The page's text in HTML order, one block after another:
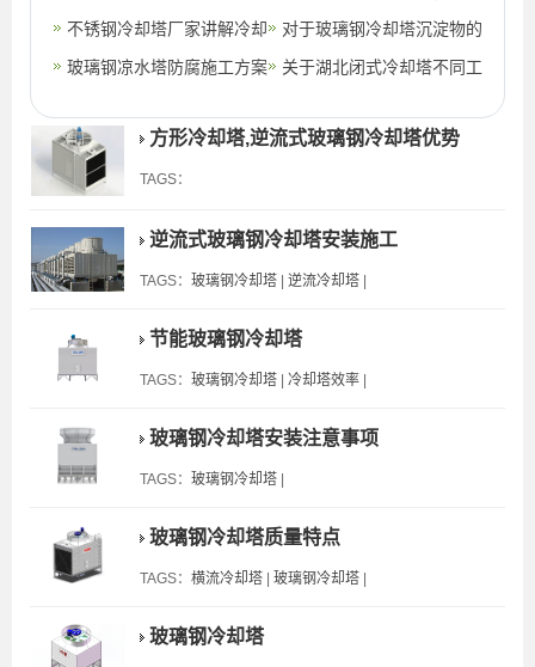
温度过高难题？(冷却水塔
出水温度过高的原因)
塔的种类有哪些)
不锈钢冷却塔厂家讲解冷却
塔防冻措施(商业不锈钢冷
对于玻璃钢冷却塔沉淀物的
清洗值得重视？,节能玻璃
玻璃钢凉水塔防腐施工方案
关于湖北闭式冷却塔不同工
冷却塔怎么用)
方形冷却塔,逆流式玻璃钢冷却塔优势
TAGS：
逆流式玻璃钢冷却塔安装施工
TAGS： 玻璃钢冷却塔 | 逆流冷却塔 |
节能玻璃钢冷却塔
TAGS： 玻璃钢冷却塔 | 冷却塔效率 |
玻璃钢冷却塔安装注意事项
TAGS： 玻璃钢冷却塔 |
玻璃钢冷却塔质量特点
TAGS： 横流冷却塔 | 玻璃钢冷却塔 |
玻璃钢冷却塔